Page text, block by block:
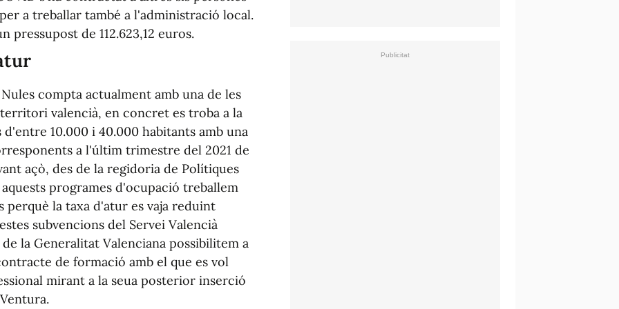
a treballar també a l'administració local.
pressupost de 112.623,12 euros.
compta actualment amb una de les
valencià, en concret es troba a la
10.000 i 40.000 habitants amb una
a l'últim trimestre del 2021 de
açò, des de la regidoria de Polítiques
programes d'ocupació treballem
la taxa d'atur es vaja reduint
subvencions del Servei Valencià
la Generalitat Valenciana possibilitem a
de formació amb el que es vol
mirant a la seua posterior inserció